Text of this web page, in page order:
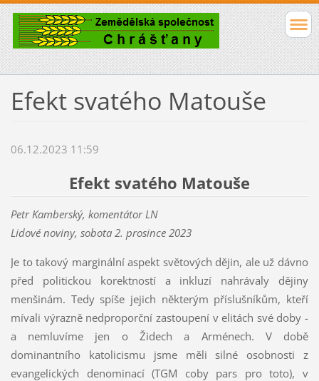
Efekt svatého Matouše
06.12.2023 11:59
Efekt svatého Matouše
Petr Kamberský, komentátor LN
Lidové noviny, sobota 2. prosince 2023
Je to takový marginální aspekt světových dějin, ale už dávno
před politickou korektností a inkluzí nahrávaly dějiny
menšinám. Tedy spíše jejich některým příslušníkům, kteří
mívali výrazně nedproporční zastoupení v elitách své doby -
a nemluvíme jen o Židech a Arménech. V době
dominantního katolicismu jsme měli silné osobnosti z
evangelických denominací (TGM coby pars pro toto), v